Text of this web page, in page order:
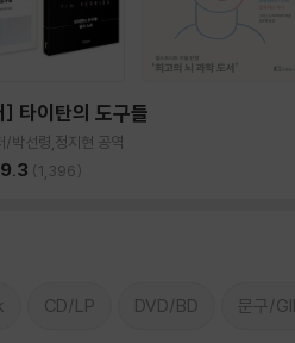
] 타이탄의 도구들
/박선령,정지현 공역
9.3 (1,396)
CD/LP DVD/BD 문구/